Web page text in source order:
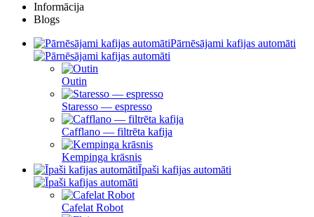
Informācija
Blogs
Pārnēsājami kafijas automāti
Outin
Staresso — espresso
Cafflano — filtrēta kafija
Kempinga krāsnis
Īpaši kafijas automāti
Cafelat Robot